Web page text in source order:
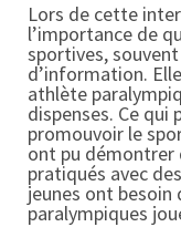
Lors de cette
l’importance de
sportives,
d’information.
athlète
dispenses. Ce qui
promouvoir le
ont pu démontrer
pratiqués avec
jeunes ont
paralympiques